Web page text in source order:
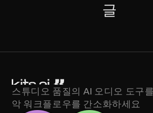
글
스튜디오 품질의 AI 오디오 도구
악 워크플로우를 간소화하세요